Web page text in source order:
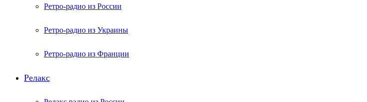
Ретро-радио из России
Ретро-радио из Украины
Ретро-радио из Франции
Релакс